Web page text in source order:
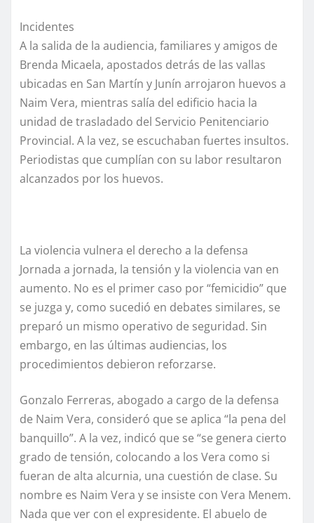
Incidentes
A la salida de la audiencia, familiares y amigos de
Brenda Micaela, apostados detrás de las vallas
ubicadas en San Martín y Junín arrojaron huevos a
Naim Vera, mientras salía del edificio hacia la
unidad de trasladado del Servicio Penitenciario
Provincial. A la vez, se escuchaban fuertes insultos.
Periodistas que cumplían con su labor resultaron
alcanzados por los huevos.
La violencia vulnera el derecho a la defensa
Jornada a jornada, la tensión y la violencia van en
aumento. No es el primer caso por “femicidio” que
se juzga y, como sucedió en debates similares, se
preparó un mismo operativo de seguridad. Sin
embargo, en las últimas audiencias, los
procedimientos debieron reforzarse.
Gonzalo Ferreras, abogado a cargo de la defensa
de Naim Vera, consideró que se aplica “la pena del
banquillo”. A la vez, indicó que se “se genera cierto
grado de tensión, colocando a los Vera como si
fueran de alta alcurnia, una cuestión de clase. Su
nombre es Naim Vera y se insiste con Vera Menem.
Nada que ver con el expresidente. El abuelo de